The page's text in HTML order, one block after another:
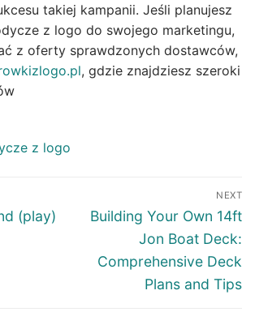
takiej kampanii. Jeśli planujesz
z logo do swojego marketingu,
z oferty sprawdzonych dostawców,
, gdzie znajdziesz szeroki
z logo
(play)
NEXT
Next
Building Your Own 14ft
Jon Boat Deck:
Comprehensive Deck
Plans and Tips